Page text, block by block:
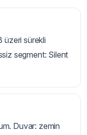
üzeri sürekli
segment: Silent
Duvar: zemin